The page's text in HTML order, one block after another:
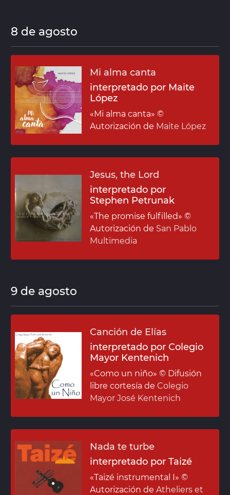
8 de agosto
Mi alma canta
interpretado por Maite
López
«Mi alma canta» ©
Autorización de Maite López
Jesus, the Lord
interpretado por
Stephen Petrunak
«The promise fulfilled» ©
Autorización de San Pablo
Multimedia
9 de agosto
Canción de Elías
interpretado por Colegio
Mayor Kentenich
«Como un niño» © Difusión
libre cortesía de Colegio
Mayor José Kentenich
Nada te turbe
interpretado por Taizé
«Taizé instrumental I» ©
Autorización de Atheliers et